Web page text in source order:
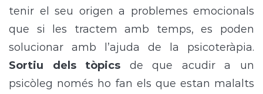
tenir el seu origen a problemes emocionals
que si les tractem amb temps, es poden
solucionar amb l’ajuda de la psicoteràpia.
Sortiu dels tòpics de que acudir a un
psicòleg només ho fan els que estan malalts